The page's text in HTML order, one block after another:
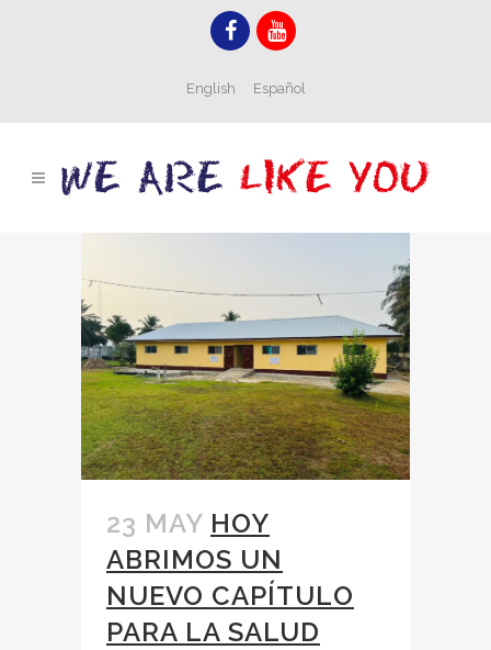
English Español
23 MAY HOY
ABRIMOS UN
NUEVO CAPÍTULO
PARA LA SALUD